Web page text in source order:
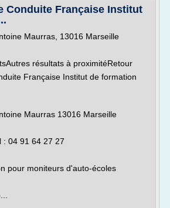
Conduite Française Institut
Maurras, 13016 Marseille
résultats à proximitéRetour
Française Institut de formation
Maurras 13016 Marseille
: 04 91 64 27 27
pour moniteurs d'auto-écoles